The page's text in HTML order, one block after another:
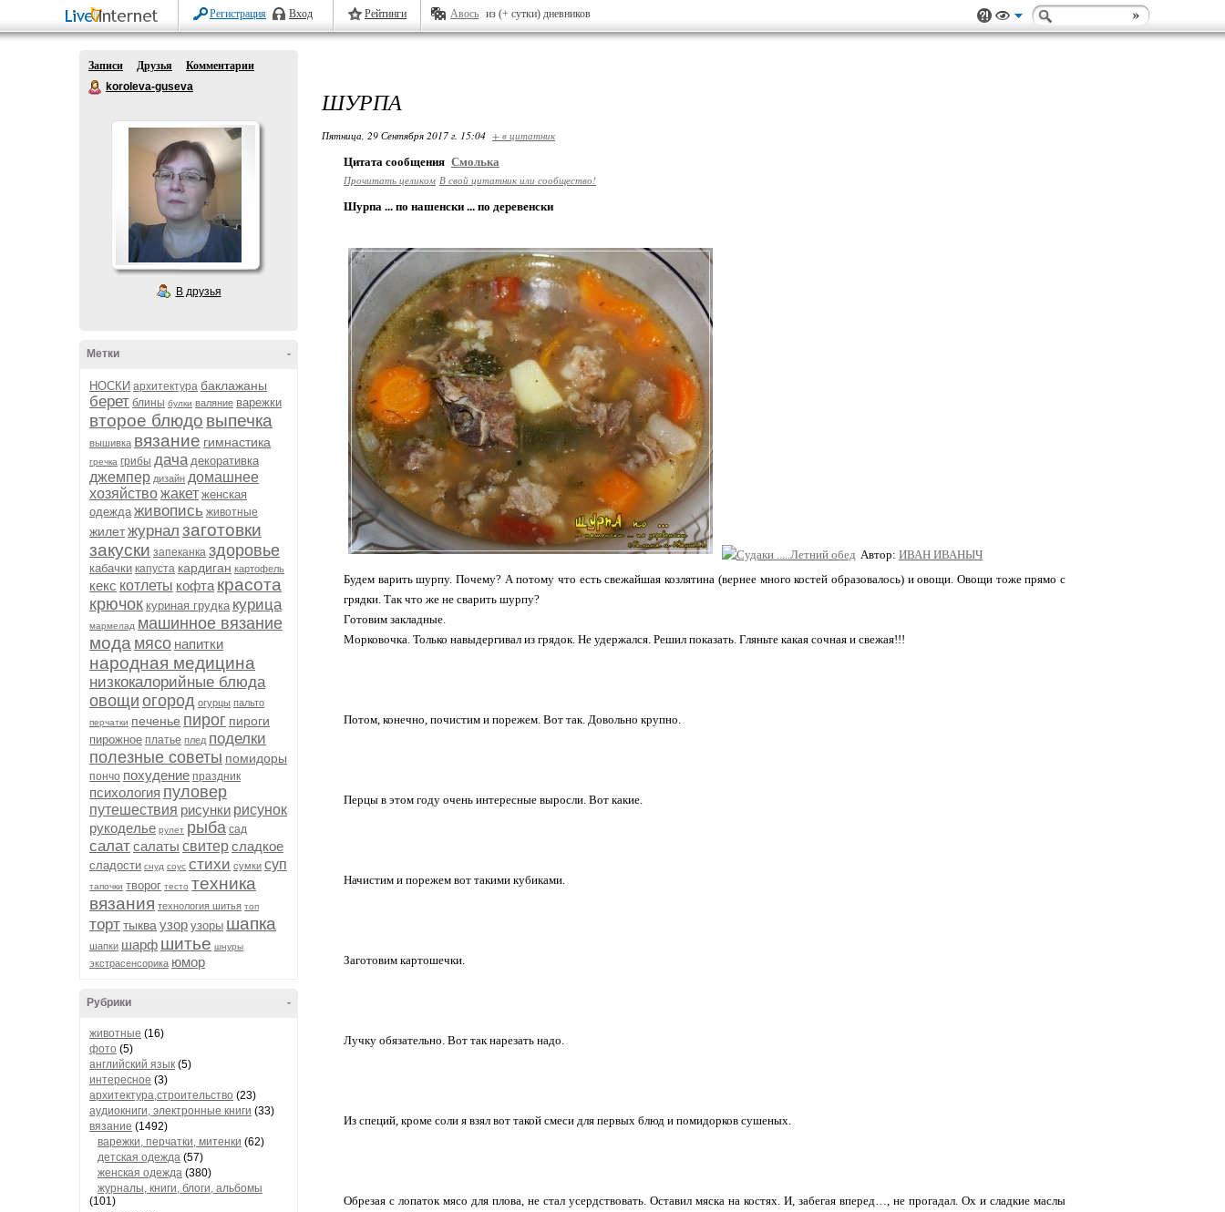
Регистрация Вход Рейтинги Авось из (+ сутки) дневников
Записи Друзья
Комментарии
koroleva-guseva
В друзья
-
Метки
НОСКИ архитектура баклажаны
берет блины булки валяние варежки
второе блюдо выпечка
вышивка вязание гимнастика
гречка грибы дача декоративка
джемпер дизайн домашнее
хозяйствожакет женская
одежда живопись животные
жилетжурнал заготовки
закуски запеканка здоровье
кабачки капуста кардиган картофель
кекс котлеты кофта красота
крючок куриная грудка курица
мармелад машинное вязание
мода мясо напитки
народная медицина
низкокалорийные блюда
овощи огород огурцы пальто
перчатки печенье пирог пироги
пирожное платье плед поделки
полезные советы помидоры
пончо похудение праздник
психология пуловер
путешествия рисунки рисунок
рукоделье рулет рыба сад
салатсалаты свитерсладкое
сладости снуд соус стихи сумки суп
тапочки творог тесто техника
вязания технология шитья топ
торттыква узор узоры шапка
шапки шарф шитье шнуры
экстрасенсорика юмор
-
Рубрики
животные (16)
фото (5)
английский язык (5)
интересное (3)
архитектура,строительство (23)
аудиокниги, электронные книги (33)
вязание (1492)
варежки, перчатки, митенки (62)
детская одежда (57)
женская одежда (380)
журналы, книги, блоги, альбомы
(101)
ШУРПА
Пятница, 29 Сентября 2017 г. 15:04 + в цитатник
Цитата сообщения Смолька
Прочитать целиком В свой цитатник или сообщество!
Шурпа ... по нашенски ... по деревенски
Автор: ИВАН ИВАНЫЧ
Будем варить шурпу. Почему? А потому что есть свежайшая козлятина (вернее много костей образовалось) и овощи. Овощи тоже прямо с
грядки. Так что же не сварить шурпу?
Готовим закладные.
Морковочка. Только навыдергивал из грядок. Не удержался. Решил показать. Гляньте какая сочная и свежая!!!
Потом, конечно, почистим и порежем. Вот так. Довольно крупно.
Перцы в этом году очень интересные выросли. Вот какие.
Начистим и порежем вот такими кубиками.
Заготовим картошечки.
Лучку обязательно. Вот так нарезать надо.
Из специй, кроме соли я взял вот такой смеси для первых блюд и помидорков сушеных.
Обрезая с лопаток мясо для плова, не стал усердствовать. Оставил мяска на костях. И, забегая вперед…, не прогадал. Ох и сладкие маслы